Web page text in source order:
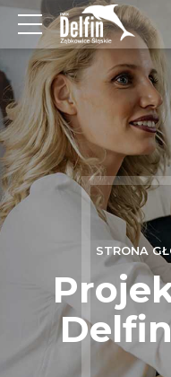
STRONA